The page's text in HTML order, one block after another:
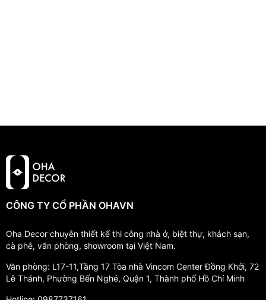
CÔNG TY CỔ PHẦN OHAVN
Oha Decor chuyên thiết kế thi công nhà ở, biệt thự, khách sạn,
cà phê, văn phòng, showroom tại Việt Nam.
Văn phòng: L17-11,Tầng 17 Tòa nhà Vincom Center Đồng Khởi, 72
Lê Thánh, Phường Bến Nghé, Quận 1, Thành phố Hồ Chí Minh